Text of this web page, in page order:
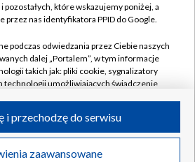
Cyfrowa
Pomoc
Kontakt
Kanały
Polska S.A. w likwidacji
które wskazujemy poniżej, a
przez nas identyfikatora PPID do Google.
podczas odwiedzania przez Ciebie naszych
dalej „Portalem”, w tym informacje
takich jak: pliki cookie, sygnalizatory
technologii umożliwiających świadczenie
podczas odwiedzania przez Ciebie
zaawansowane
i przechodzę do serwisu